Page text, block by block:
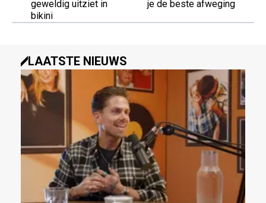
geweldig uitziet in
bikini
je de beste afweging
LAATSTE NIEUWS